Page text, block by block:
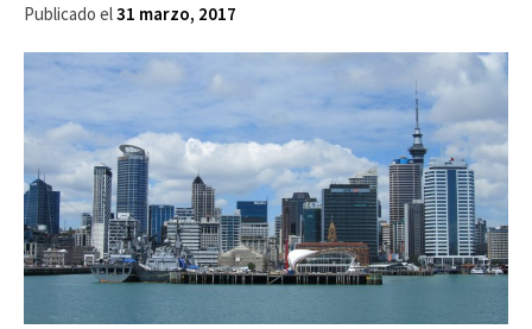
Publicado el31 marzo, 2017